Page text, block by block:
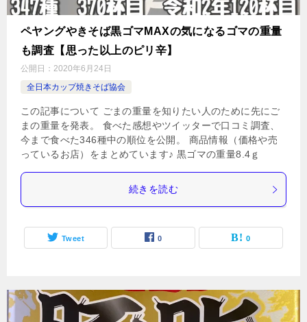
ペヤングやきそば黒ゴマMAXの気になるゴマの重量
も調査【思った以上のピリ辛】
公開日： 2020年6月24日
全日本カップ焼きそば協会
この記事について ごまの重量を知りたい人のために先にご
まの重量を発表。 食べた感想やツイッターで口コミ調査、
今まで食べた346種中の順位を公開。 商品情報（価格や売
っているお店）をまとめています♪ 黒ゴマの重量8.4ｇ
続きを読む
Tweet 0 0